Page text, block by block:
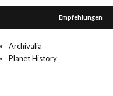
Empfehlungen
Archivalia
Planet History